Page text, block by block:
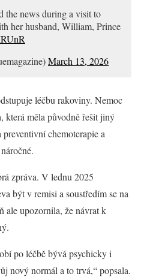
the news during a visit to
her husband, William, Prince
March 13, 2026
léčbu rakoviny. Nemoc
která měla původně řešit jiný
chemoterapie a
zpráva. V lednu 2025
být v remisi a soustředím se na
ale upozornila, že návrat k
po léčbě bývá psychicky i
nový normál a to trvá,“ popsala.